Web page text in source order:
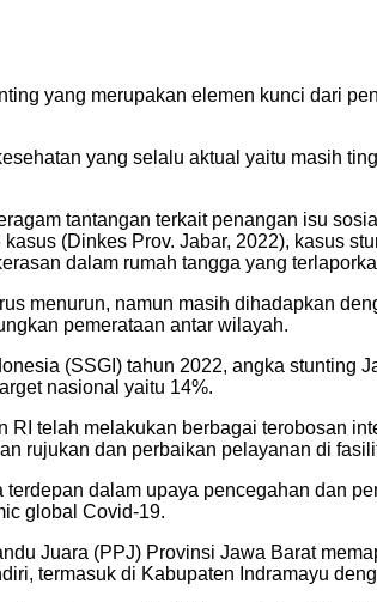
yang merupakan elemen kunci dari
yang selalu aktual yaitu masih
tantangan terkait penangan isu
(Dinkes Prov. Jabar, 2022), kasus
dalam rumah tangga yang
menurun, namun masih dihadapkan
pemerataan antar wilayah.
(SSGI) tahun 2022, angka stunting
nasional yaitu 14%.
RI telah melakukan berbagai terobosan
rujukan dan perbaikan pelayanan di
dalam upaya pencegahan dan
global Covid-19.
Juara (PPJ) Provinsi Jawa Barat
termasuk di Kabupaten Indramayu